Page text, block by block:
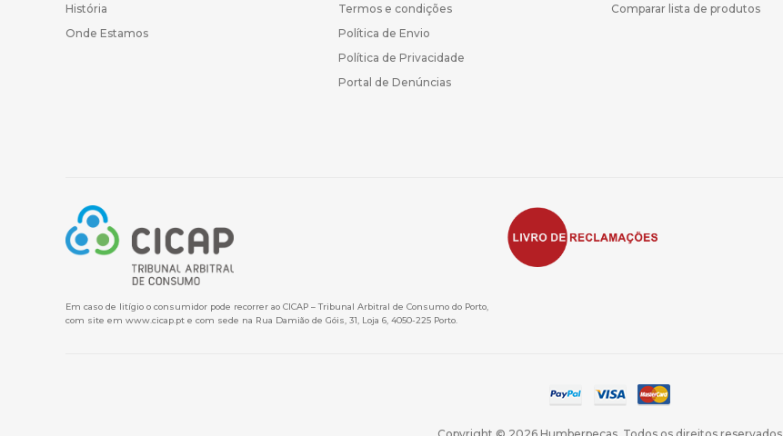
História
Onde Estamos
Termos e condições
Política de Envio
Política de Privacidade
Portal de Denúncias
Comparar lista de produtos
Em caso de litígio o consumidor pode recorrer ao CICAP – Tribunal Arbitral de Consumo do Porto,
com site em www.cicap.pt e com sede na Rua Damião de Góis, 31, Loja 6, 4050-225 Porto.